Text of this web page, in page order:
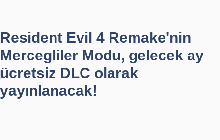
Resident Evil 4 Remake'nin
Mercegliler Modu, gelecek ay
ücretsiz DLC olarak
yayınlanacak!